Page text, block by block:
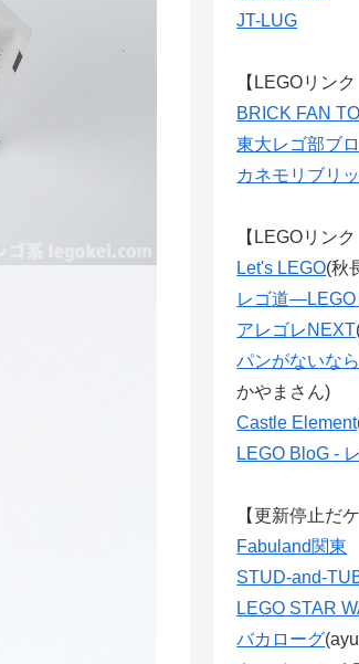
JT-LUG
【LEGOリン
BRICK FAN
東大レゴ部ブ
カネモリブリ
【LEGOリン
Let's LEGO(秋
レゴ道
アレゴレNEXT
パンがないな
かやまさん)
Castle Element
LEGO BloG -
【更新停止だ
Fabuland関東
STUD-and-
LEGO STAR
バカローグ